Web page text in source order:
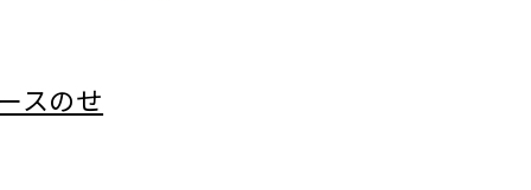
スのせ